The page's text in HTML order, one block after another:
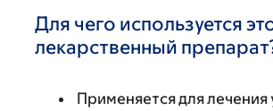
Для чего используется
лекарственный
Применяется для лечения